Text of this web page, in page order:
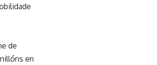
de
en